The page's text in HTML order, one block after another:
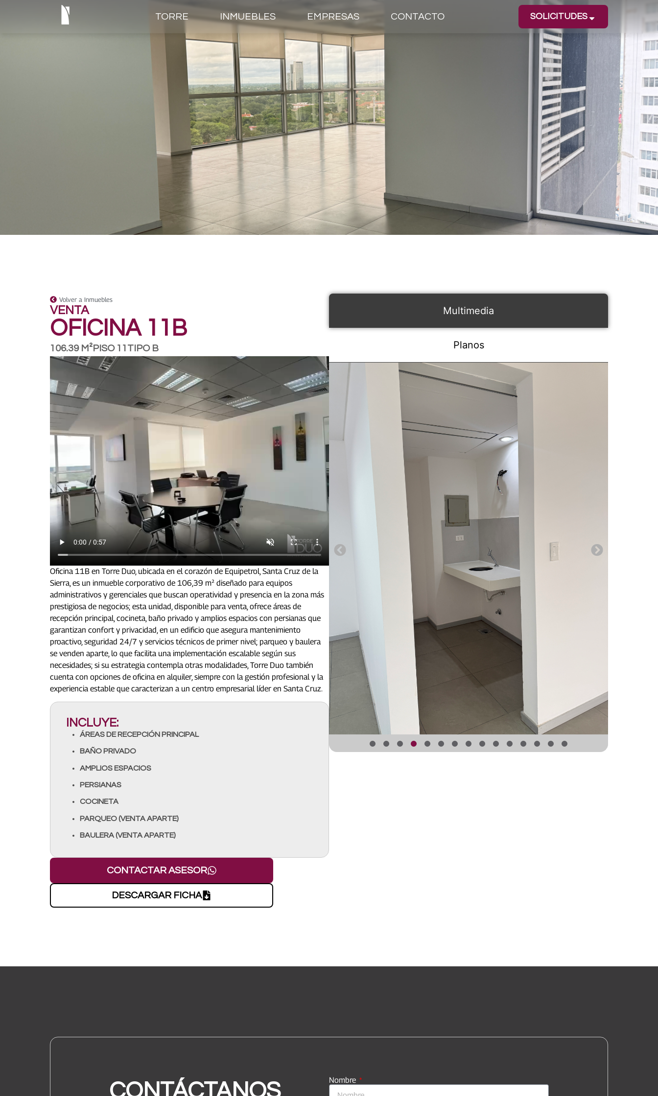
TORRE INMUEBLES EMPRESAS CONTACTO SOLICITUDES
Volver a Inmuebles
VENTA
OFICINA 11B
106.39 M² PISO 11 TIPO B
Oficina 11B en Torre Duo, ubicada en el corazón de Equipetrol, Santa Cruz de la
Sierra, es un inmueble corporativo de 106,39 m² diseñado para equipos
administrativos y gerenciales que buscan operatividad y presencia en la zona más
prestigiosa de negocios; esta unidad, disponible para venta, ofrece áreas de
recepción principal, cocineta, baño privado y amplios espacios con persianas que
garantizan confort y privacidad, en un edificio que asegura mantenimiento
proactivo, seguridad 24/7 y servicios técnicos de primer nivel; parqueo y baulera
se venden aparte, lo que facilita una implementación escalable según sus
necesidades; si su estrategia contempla otras modalidades, Torre Duo también
cuenta con opciones de oficina en alquiler, siempre con la gestión profesional y la
experiencia estable que caracterizan a un centro empresarial líder en Santa Cruz.
INCLUYE:
ÁREAS DE RECEPCIÓN PRINCIPAL
BAÑO PRIVADO
AMPLIOS ESPACIOS
PERSIANAS
COCINETA
PARQUEO (VENTA APARTE)
BAULERA (VENTA APARTE)
CONTACTAR ASESOR
DESCARGAR FICHA
Multimedia
Planos
CONTÁCTANOS Nombre